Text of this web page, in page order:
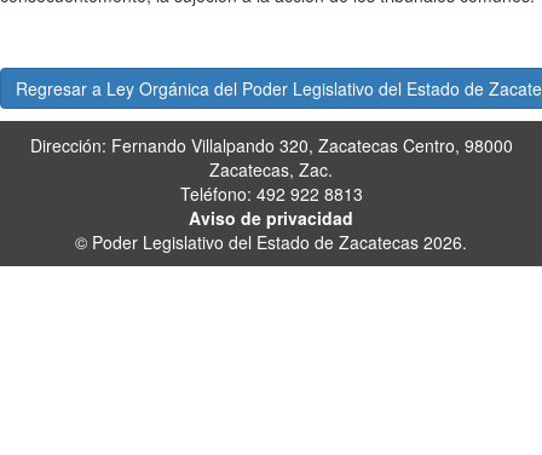
Regresar a Ley Orgánica del Poder Legislativo del Estado de
Dirección: Fernando Villalpando 320, Zacatecas Centro, 98000
Zacatecas, Zac.
Teléfono: 492 922 8813
Aviso de privacidad
© Poder Legislativo del Estado de Zacatecas 2026.